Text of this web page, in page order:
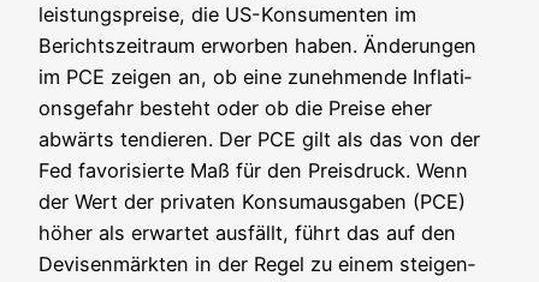
leis­tungs­prei­se, die US-Kon­su­men­ten im
Berichts­zeit­raum erwor­ben haben. Ände­run­gen
im PCE zei­gen an, ob eine zuneh­men­de Infla­ti­
ons­ge­fahr besteht oder ob die Prei­se eher
abwärts ten­die­ren. Der PCE gilt als das von der
Fed favo­ri­sier­te Maß für den Preis­druck. Wenn
der Wert der pri­va­ten Kon­sum­aus­ga­ben (PCE)
höher als erwar­tet aus­fällt, führt das auf den
Devi­sen­märk­ten in der Regel zu einem stei­gen­